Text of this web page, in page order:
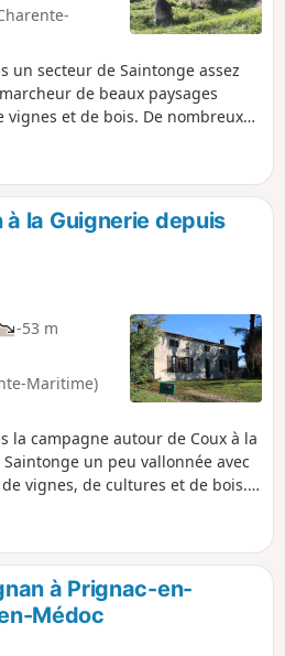
un secteur de Saintonge assez
de beaux paysages
vignes et de bois. De nombreux
les amateurs, de beaux
sont également à admirer
à la Guignerie depuis
-53 m
Maritime)
la campagne autour de Coux à la
un peu vallonnée avec
vignes, de cultures et de bois.
du patrimoine bâti émaille
à Prignac-en-
Médoc